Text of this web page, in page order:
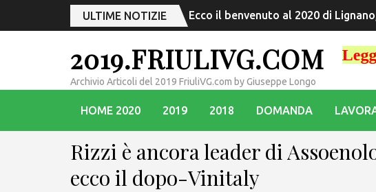
ULTIME NOTIZIE Grado, quando calli e campielli
2019.FRIULIVG.COM
Archivio Articoli del 2019 FriuliVG.com by Giuseppe Longo
HOME 2020 2019 2018 DOMANDA
Rizzi è ancora leader di
ecco il dopo-Vinitaly